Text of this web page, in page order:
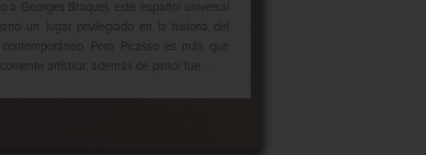
a Georges Braque), este español universal
un lugar privilegiado en la historia del
contemporáneo. Pero Picasso es más que
corriente artística; además de pintor fue ...